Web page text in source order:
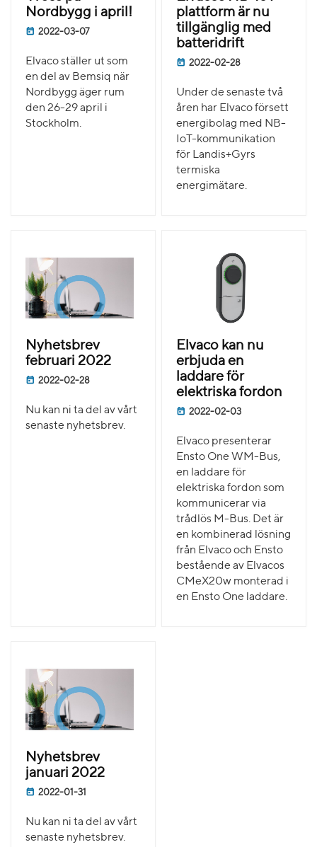
Nordbygg i april!
2022-03-07
Elvaco ställer ut som
en del av Bemsiq när
Nordbygg äger rum
den 26-29 april i
Stockholm.
plattform är nu
tillgänglig med
batteridrift
2022-02-28
Under de senaste två
åren har Elvaco försett
energibolag med NB-
IoT-kommunikation
för Landis+Gyrs
termiska
energimätare.
Nyhetsbrev
februari 2022
2022-02-28
Nu kan ni ta del av vårt
senaste nyhetsbrev.
Elvaco kan nu
erbjuda en
laddare för
elektriska fordon
2022-02-03
Elvaco presenterar
Ensto One WM-Bus,
en laddare för
elektriska fordon som
kommunicerar via
trådlös M-Bus. Det är
en kombinerad lösning
från Elvaco och Ensto
bestående av Elvacos
CMeX20w monterad i
en Ensto One laddare.
Nyhetsbrev
januari 2022
2022-01-31
Nu kan ni ta del av vårt
senaste nyhetsbrev.